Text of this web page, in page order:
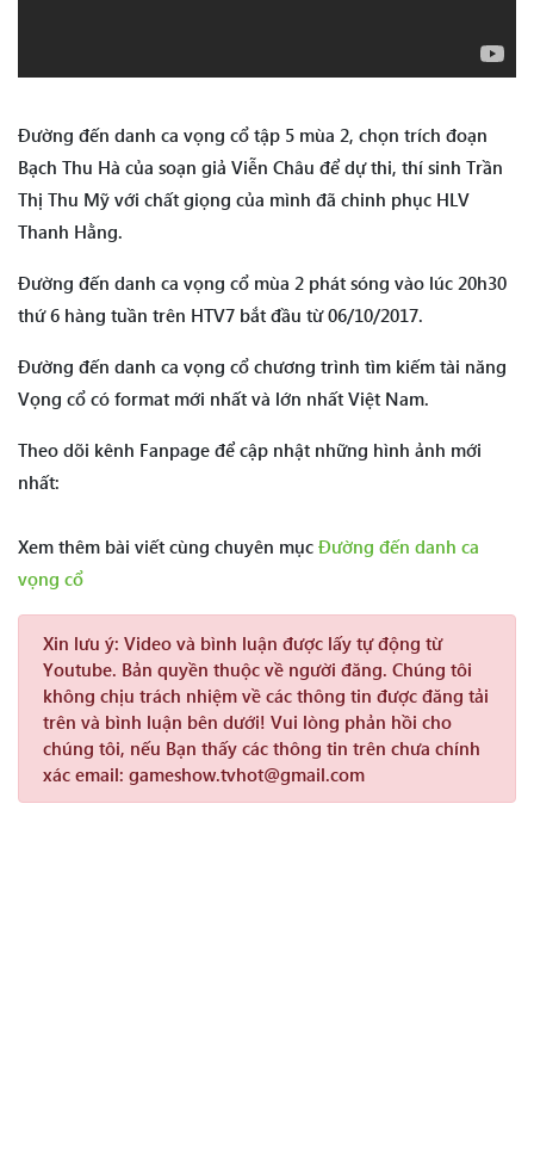
Đường đến danh ca vọng cổ tập 5 mùa 2, chọn trích đoạn
Bạch Thu Hà của soạn giả Viễn Châu để dự thi, thí sinh Trần
Thị Thu Mỹ với chất giọng của mình đã chinh phục HLV
Thanh Hằng.
Đường đến danh ca vọng cổ mùa 2 phát sóng vào lúc 20h30
thứ 6 hàng tuần trên HTV7 bắt đầu từ 06/10/2017.
Đường đến danh ca vọng cổ chương trình tìm kiếm tài năng
Vọng cổ có format mới nhất và lớn nhất Việt Nam.
Theo dõi kênh Fanpage để cập nhật những hình ảnh mới
nhất:
Xem thêm bài viết cùng chuyên mục Đường đến danh ca
vọng cổ
Xin lưu ý: Video và bình luận được lấy tự động từ
Youtube. Bản quyền thuộc về người đăng. Chúng tôi
không chịu trách nhiệm về các thông tin được đăng tải
trên và bình luận bên dưới! Vui lòng phản hồi cho
chúng tôi, nếu Bạn thấy các thông tin trên chưa chính
xác email: gameshow.tvhot@gmail.com